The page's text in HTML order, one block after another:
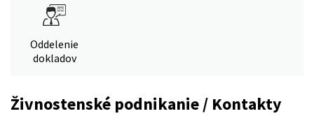
Oddelenie
dokladov
Živnostenské podnikanie / Kontakty